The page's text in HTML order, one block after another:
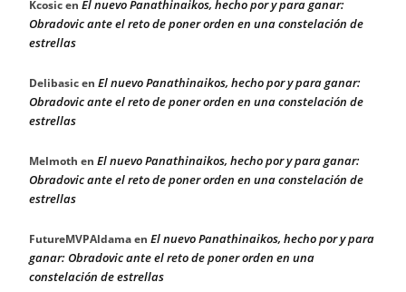
Kcosicen El nuevo Panathinaikos, hecho por y para ganar:
Obradovic ante el reto de poner orden en una constelación de
estrellas
Delibasicen El nuevo Panathinaikos, hecho por y para ganar:
Obradovic ante el reto de poner orden en una constelación de
estrellas
Melmoth en El nuevo Panathinaikos, hecho por y para ganar:
Obradovic ante el reto de poner orden en una constelación de
estrellas
FutureMVPAldamaen El nuevo Panathinaikos, hecho por y para
ganar: Obradovic ante el reto de poner orden en una
constelación de estrellas